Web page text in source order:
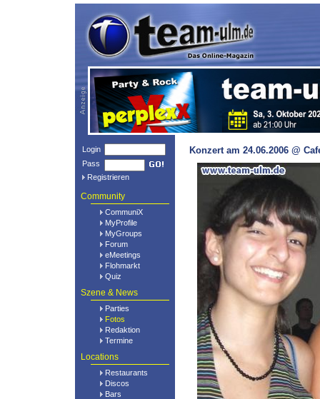
Login
Pass
Registrieren
Community
CommuniX
MyProfile
MyGroups
Forum
eMeetings
Flohmarkt
Quiz
Szene & News
Parties
Fotos
Redaktion
Termine
Locations
Restaurants
Discos
Bars
Konzert am 24.06.2006 @